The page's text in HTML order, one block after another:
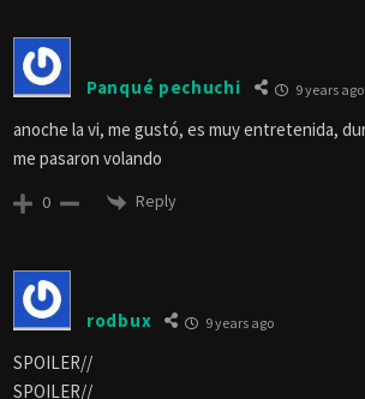
Panqué pechuchi 9 years ago
anoche la vi, me gustó, es muy entretenida,
me pasaron volando
0 Reply
rodbux 9 years ago
SPOILER//
SPOILER//